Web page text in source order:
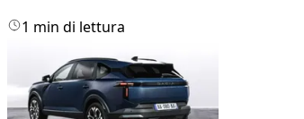
1 min di lettura